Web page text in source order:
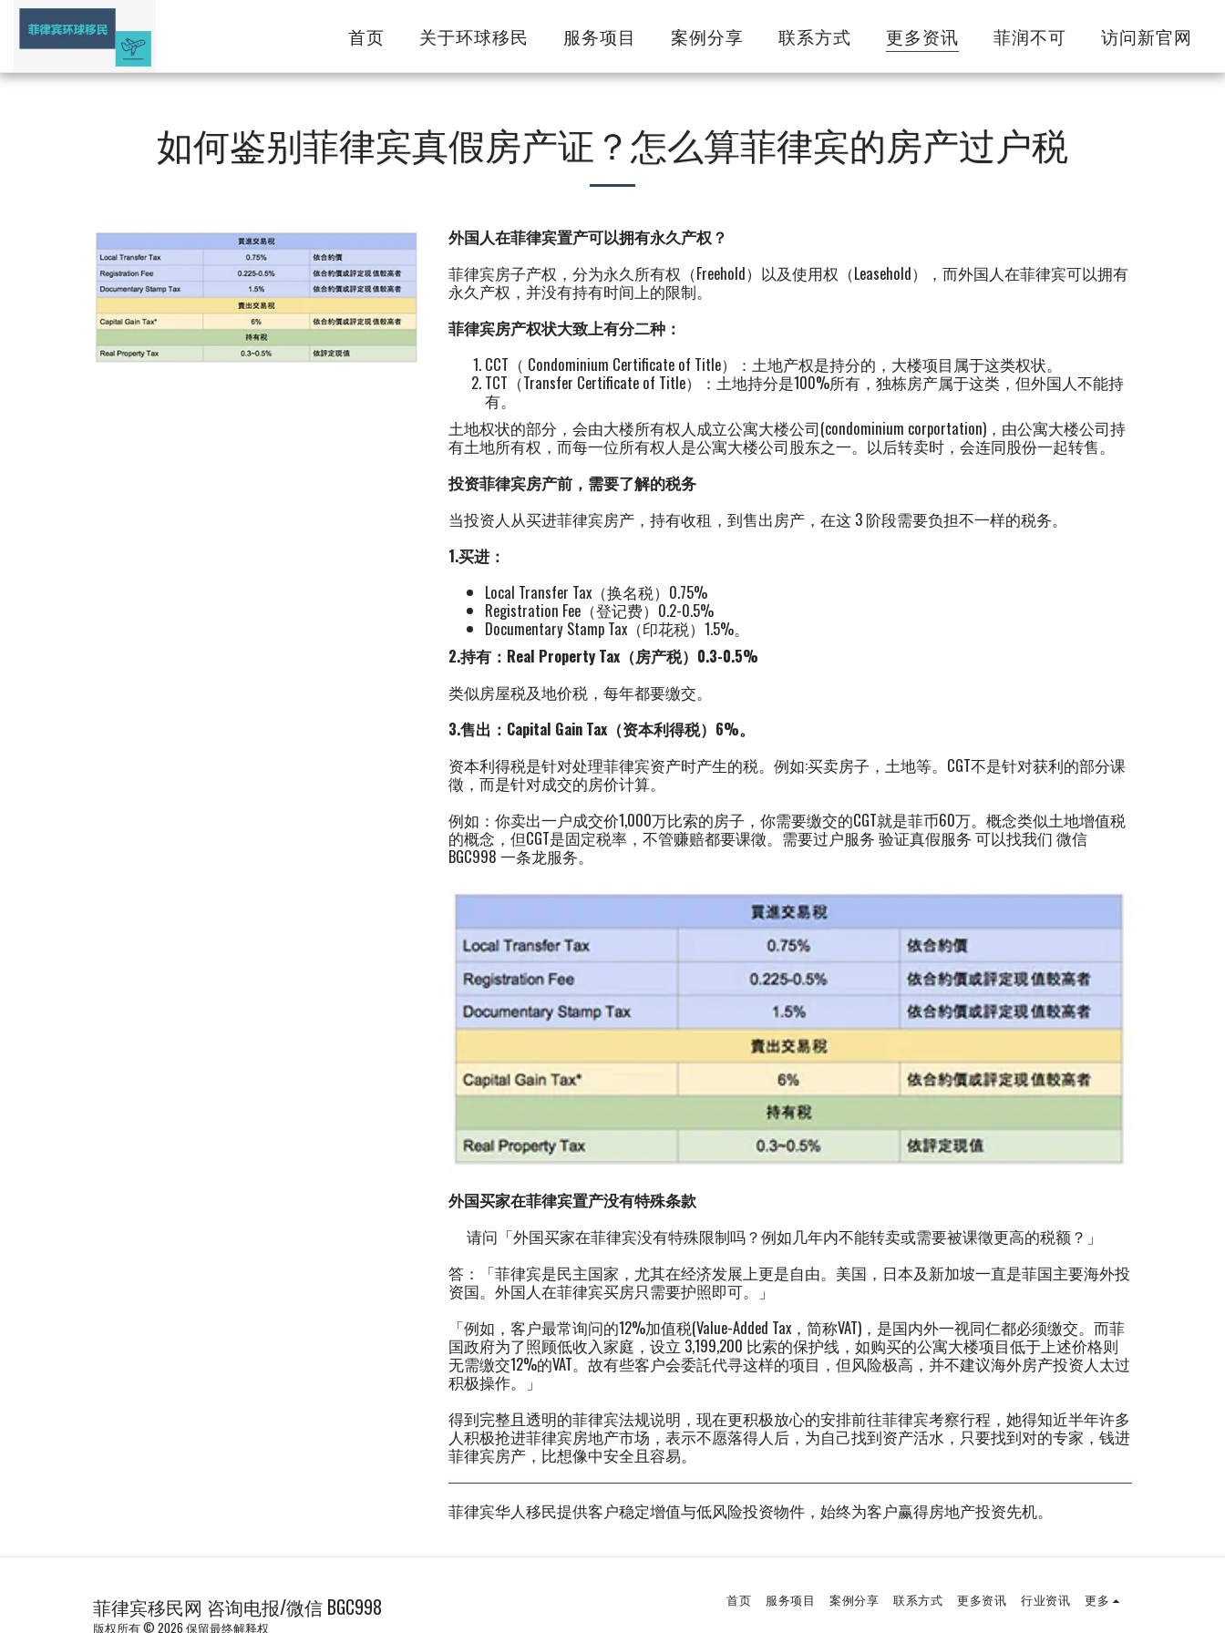
首页 关于环球移民 服务项目 案例分享 联系方式 更多资讯 菲润不可 访问新官网
如何鉴别菲律宾真假房产证？怎么算菲律宾的房产过户税
外国人在菲律宾置产可以拥有永久产权？
菲律宾房子产权，分为永久所有权（Freehold）以及使用权（Leasehold），而外国人在菲律宾可以拥有
永久产权，并没有持有时间上的限制。
菲律宾房产权状大致上有分二种：
CCT（ Condominium Certificate of Title）：土地产权是持分的，大楼项目属于这类权状。
TCT（Transfer Certificate of Title）：土地持分是100%所有，独栋房产属于这类，但外国人不能持
有。
土地权状的部分，会由大楼所有权人成立公寓大楼公司(condominium corportation)，由公寓大楼公司持
有土地所有权，而每一位所有权人是公寓大楼公司股东之一。以后转卖时，会连同股份一起转售。
投资菲律宾房产前，需要了解的税务
当投资人从买进菲律宾房产，持有收租，到售出房产，在这 3 阶段需要负担不一样的税务。
1.买进：
Local Transfer Tax（换名税）0.75%
Registration Fee（登记费）0.2-0.5%
Documentary Stamp Tax（印花税）1.5%。
2.持有：Real Property Tax（房产税）0.3-0.5%
类似房屋税及地价税，每年都要缴交。
3.售出：Capital Gain Tax（资本利得税）6%。
资本利得税是针对处理菲律宾资产时产生的税。例如:买卖房子，土地等。CGT不是针对获利的部分课
徵，而是针对成交的房价计算。
例如：你卖出一户成交价1,000万比索的房子，你需要缴交的CGT就是菲币60万。概念类似土地增值税
的概念，但CGT是固定税率，不管赚赔都要课徵。需要过户服务 验证真假服务 可以找我们 微信
BGC998 一条龙服务。
外国买家在菲律宾置产没有特殊条款
请问「外国买家在菲律宾没有特殊限制吗？例如几年内不能转卖或需要被课徵更高的税额？」
答：「菲律宾是民主国家，尤其在经济发展上更是自由。美国，日本及新加坡一直是菲国主要海外投
资国。外国人在菲律宾买房只需要护照即可。」
「例如，客户最常询问的12%加值税(Value-Added Tax，简称VAT)，是国内外一视同仁都必须缴交。而菲
国政府为了照顾低收入家庭，设立 3,199,200 比索的保护线，如购买的公寓大楼项目低于上述价格则
无需缴交12%的VAT。故有些客户会委託代寻这样的项目，但风险极高，并不建议海外房产投资人太过
积极操作。」
得到完整且透明的菲律宾法规说明，现在更积极放心的安排前往菲律宾考察行程，她得知近半年许多
人积极抢进菲律宾房地产市场，表示不愿落得人后，为自己找到资产活水，只要找到对的专家，钱进
菲律宾房产，比想像中安全且容易。
菲律宾华人移民提供客户稳定增值与低风险投资物件，始终为客户赢得房地产投资先机。
菲律宾移民网 咨询电报/微信 BGC998
版权所有 © 2026 保留最终解释权
首页 服务项目 案例分享 联系方式 更多资讯 行业资讯 更多